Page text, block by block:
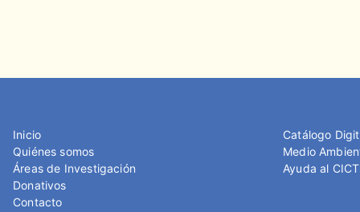
Inicio
Quiénes somos
Áreas de Investigación
Donativos
Contacto
Catálogo
Medio
Ayuda al